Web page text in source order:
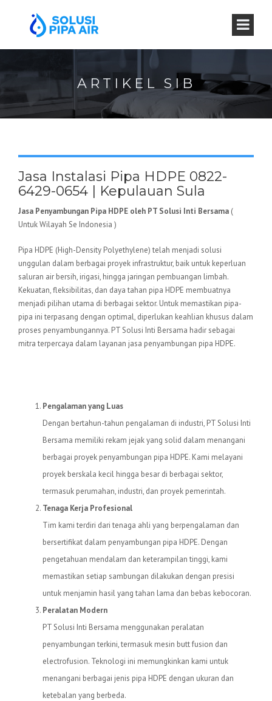
ARTIKEL SIB
Jasa Instalasi Pipa HDPE 0822-
6429-0654 | Kepulauan Sula
Jasa Penyambungan Pipa HDPE oleh PT Solusi Inti Bersama (
Untuk Wilayah Se Indonesia )
Pipa HDPE (High-Density Polyethylene) telah menjadi solusi
unggulan dalam berbagai proyek infrastruktur, baik untuk keperluan
saluran air bersih, irigasi, hingga jaringan pembuangan limbah.
Kekuatan, fleksibilitas, dan daya tahan pipa HDPE membuatnya
menjadi pilihan utama di berbagai sektor. Untuk memastikan pipa-
pipa ini terpasang dengan optimal, diperlukan keahlian khusus dalam
proses penyambungannya. PT Solusi Inti Bersama hadir sebagai
mitra terpercaya dalam layanan jasa penyambungan pipa HDPE.
Pengalaman yang Luas
Dengan bertahun-tahun pengalaman di industri, PT Solusi Inti
Bersama memiliki rekam jejak yang solid dalam menangani
berbagai proyek penyambungan pipa HDPE. Kami melayani
proyek berskala kecil hingga besar di berbagai sektor,
termasuk perumahan, industri, dan proyek pemerintah.
Tenaga Kerja Profesional
Tim kami terdiri dari tenaga ahli yang berpengalaman dan
bersertifikat dalam penyambungan pipa HDPE. Dengan
pengetahuan mendalam dan keterampilan tinggi, kami
memastikan setiap sambungan dilakukan dengan presisi
untuk menjamin hasil yang tahan lama dan bebas kebocoran.
Peralatan Modern
PT Solusi Inti Bersama menggunakan peralatan
penyambungan terkini, termasuk mesin butt fusion dan
electrofusion. Teknologi ini memungkinkan kami untuk
menangani berbagai jenis pipa HDPE dengan ukuran dan
ketebalan yang berbeda.